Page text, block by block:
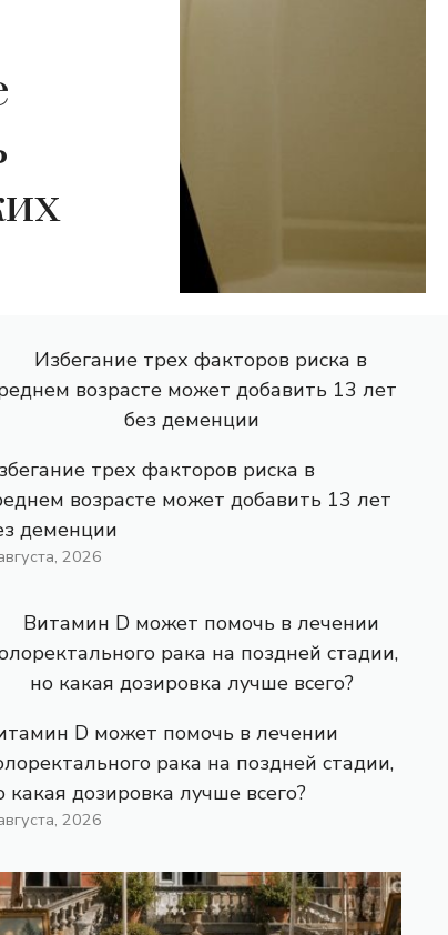
трех факторов риска в
возрасте может добавить 13 лет
деменции
2026
D может помочь в лечении
рака на поздней стадии,
какая дозировка лучше всего?
2026